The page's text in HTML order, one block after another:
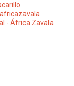
- África Zavala